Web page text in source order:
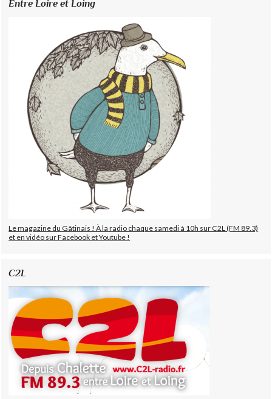
Entre Loire et Loing
Le magazine du Gâtinais ! À la radio chaque samedi à 10h sur C2L (FM 89.3)
et en vidéo sur Facebook et Youtube !
C2L